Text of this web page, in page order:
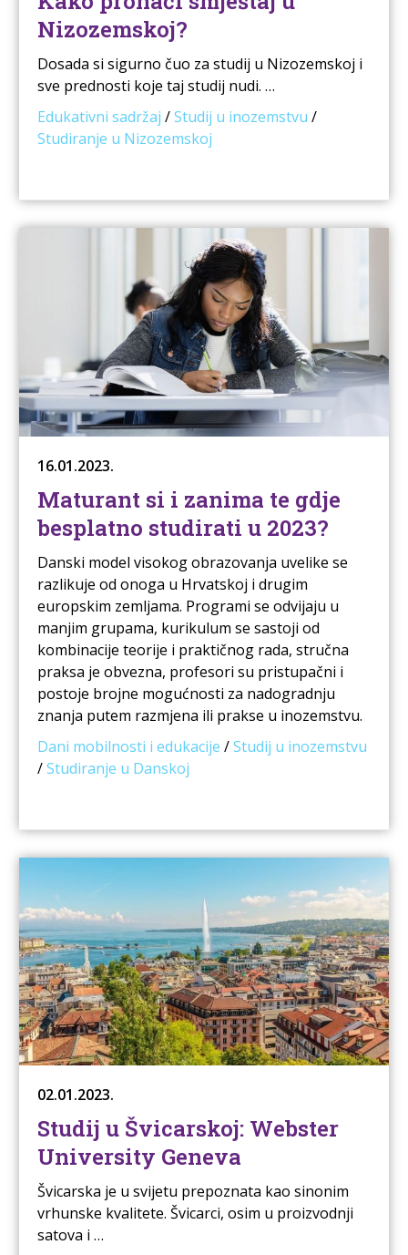
Nizozemskoj?
Dosada si sigurno čuo za studij u Nizozemskoj i
sve prednosti koje taj studij nudi. …
Edukativni sadržaj /Studij u inozemstvu /
Studiranje u Nizozemskoj
16.01.2023.
Maturant si i zanima te gdje
besplatno studirati u 2023?
Danski model visokog obrazovanja uvelike se
razlikuje od onoga u Hrvatskoj i drugim
europskim zemljama. Programi se odvijaju u
manjim grupama, kurikulum se sastoji od
kombinacije teorije i praktičnog rada, stručna
praksa je obvezna, profesori su pristupačni i
postoje brojne mogućnosti za nadogradnju
znanja putem razmjena ili prakse u inozemstvu.
Dani mobilnosti i edukacije /Studij u inozemstvu
/Studiranje u Danskoj
02.01.2023.
Studij u Švicarskoj: Webster
University Geneva
Švicarska je u svijetu prepoznata kao sinonim
vrhunske kvalitete. Švicarci, osim u proizvodnji
satova i …